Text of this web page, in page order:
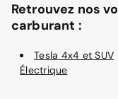
Retrouvez nos
carburant :
Tesla 4x4 et SUV
Électrique